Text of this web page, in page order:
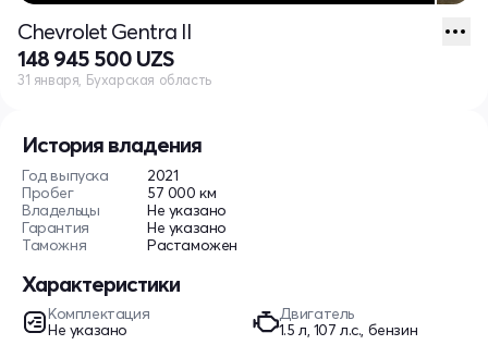
История владения
Год выпуска
2021
Пробег
57 000 км
Владельцы
Не указано
Гарантия
Не указано
Таможня
Растаможен
Характеристики
Комплектация
Не указано
Двигатель
1.5 л, 107 л.с., бензин
Chevrolet Gentra II
148 945 500 UZS
31 января, Бухарская область